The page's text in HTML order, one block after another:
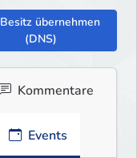
Besitz übernehmen
(DNS)
Kommentare
Events